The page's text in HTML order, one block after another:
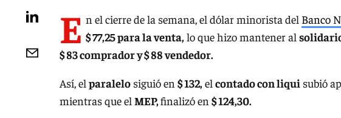
E n el cierre de la semana, el dólar minorista del Banco
$ 77,25 para la venta,lo que hizo mantener al
$ 83 comprador y $ 88 vendedor.
Así, el paralelo siguió en $ 132,el contado con liqui subió
mientras que el MEP,finalizó en $ 124,30.